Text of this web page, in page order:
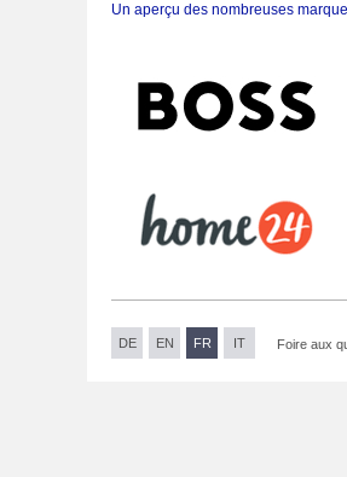
Un aperçu des nombreuses
DE EN FR IT Foire aux